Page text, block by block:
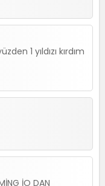
1 yıldızı kırdım
İO DAN